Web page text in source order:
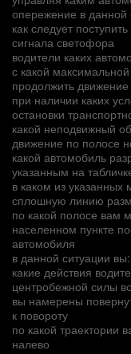
опережение в данной
как следует
сигнала светофора
водители каких
с какой
продолжить
при наличии каких
остановки
какой неподвижный
движение по полосе
какой автомобиль
указанным на
в каком из
сплошную линию
по какой полосе вам
населенном пункте
автомобиля
в данной ситуации вы:
какие действия
центробежной силы
вы намерены
к повороту
по какой траектории
налево